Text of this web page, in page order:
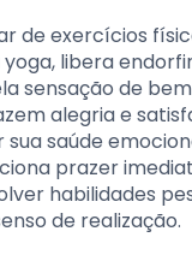
de exercícios
libera
sensação de
alegria e
saúde
prazer
habilidades
de realização.